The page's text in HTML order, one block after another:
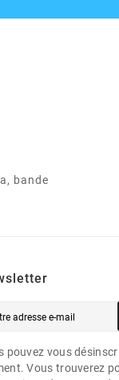
bande
pouvez vous
Vous trouverez